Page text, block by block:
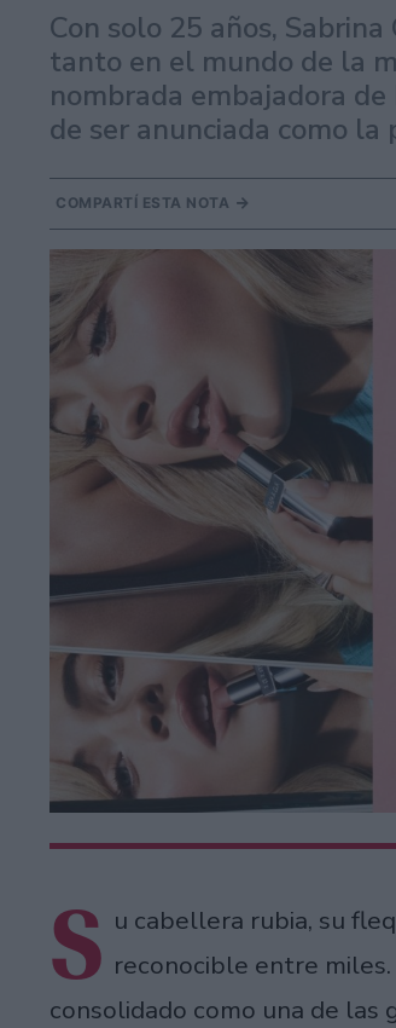
Con solo 25 años,
tanto en el mundo de la
nombrada embajadora
de ser anunciada como
COMPARTÍ ESTA NOTA
S u cabellera rubia, su
reconocible entre
consolidado como una de las